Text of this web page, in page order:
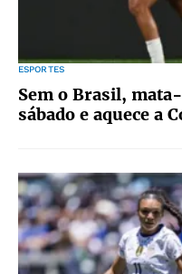
ESPORTES
Sem o Brasil, mata-mata começa neste
sábado e aquece a